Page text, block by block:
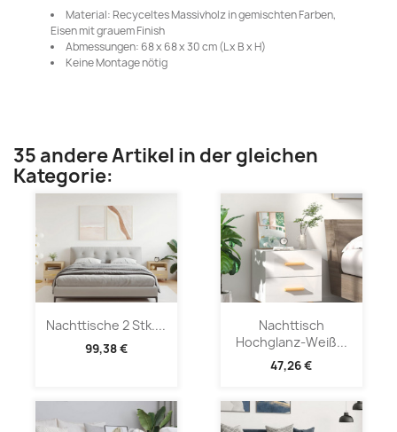
Material: Recyceltes Massivholz in gemischten Farben,
Eisen mit grauem Finish
Abmessungen: 68 x 68 x 30 cm (L x B x H)
Keine Montage nötig
35 andere Artikel in der gleichen
Kategorie:
Nachttische 2 Stk....
99,38 €
Nachttisch
Hochglanz-Weiß...
47,26 €